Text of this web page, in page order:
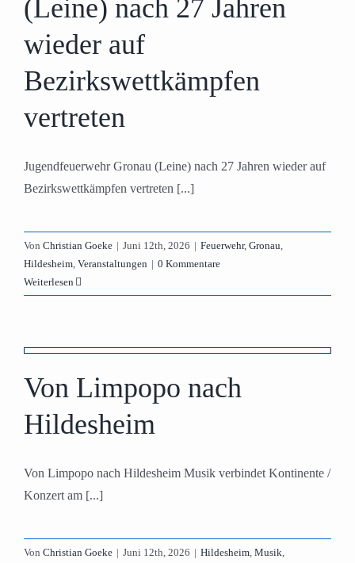
(Leine) nach 27 Jahren
wieder auf
Bezirkswettkämpfen
vertreten
Jugendfeuerwehr Gronau (Leine) nach 27 Jahren wieder auf
Bezirkswettkämpfen vertreten [...]
Von Christian Goeke | Juni 12th, 2026 | Feuerwehr, Gronau
Hildesheim Veranstaltungen | 0 Kommentare
Weiterlesen
Von Limpopo nach
Hildesheim
Von Limpopo nach Hildesheim Musik verbindet Kontinente /
Konzert am [...]
Von Christian Goeke | Juni 12th, 2026 | Hildesheim Musik